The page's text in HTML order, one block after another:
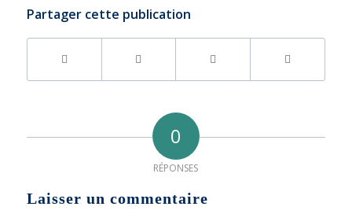
Partager cette publication
0
RÉPONSES
Laisser un commentaire